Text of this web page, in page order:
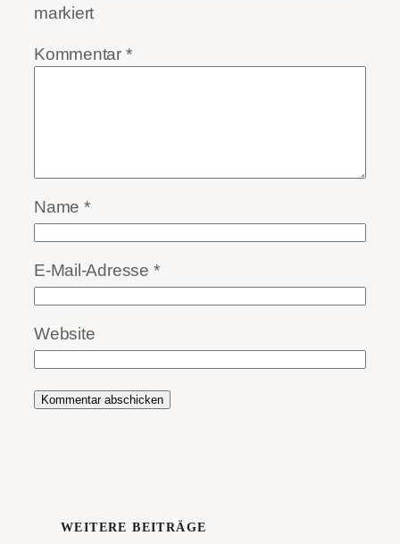
markiert
Kommentar *
Name *
E-Mail-Adresse *
Website
WEITERE BEITRÄGE